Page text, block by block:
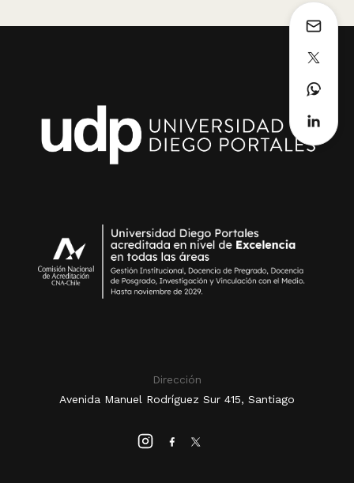
Dirección
Avenida Manuel Rodríguez Sur 415, Santiago